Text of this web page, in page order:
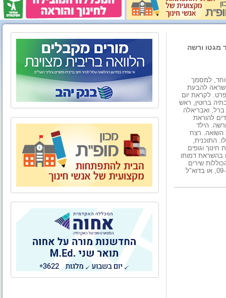
מגטו ורשה
למסמך
השראה להבעת
לקראת יום
שני הבא, ב-12.4, פיתחו ד"ר בתיה ברוטין, ראש
ואבריאלה
להוראת
הילד
השואה. רצח
התוכנית,
וגופים
שנוצרו בהשראת דמותו
שירים